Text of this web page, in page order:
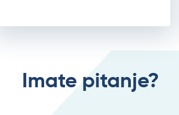
Imate pitanje?